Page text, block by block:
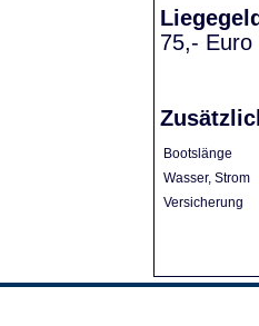
75,- Euro
Bootslänge
Wasser, Strom
Versicherung